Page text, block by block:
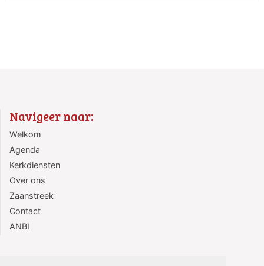
Navigeer naar:
Welkom
Agenda
Kerkdiensten
Over ons
Zaanstreek
Contact
ANBI